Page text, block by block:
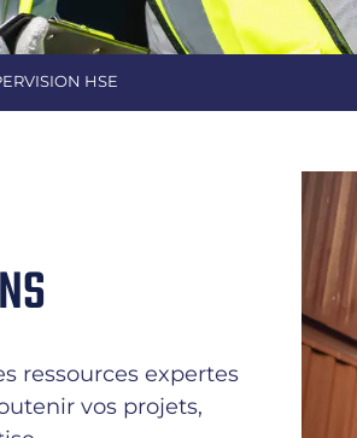
HSE
ressources expertes
vos projets,